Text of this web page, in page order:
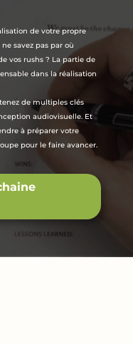
de votre propre
savez pas par où
vos rushs ? La partie de
dans la réalisation
de multiples clés
audiovisuelle. Et
à préparer votre
pour le faire avancer.